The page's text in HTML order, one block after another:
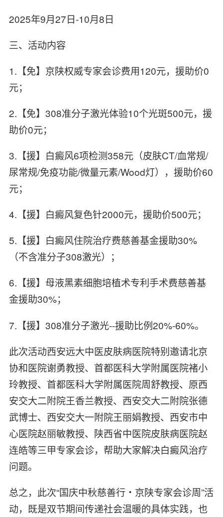
2025年9月27日-10月8日
三、活动内容
1.【免】京陕权威专家会诊费用120元，援助价0
元；
2.【免】308准分子激光体验10个光斑500元，援
助价0元；
3.【援】白癜风6项检测358元（皮肤CT/血常规/
尿常规/免疫功能/微量元素/Wood灯），援助价60
元；
4.【援】白癜风复色针2000元，援助价500元；
5.【援】白癜风住院治疗费慈善基金援助30%
（不含准分子308激光）；
6.【援】母液黑素细胞培植术专利手术费慈善基
金援助30%；
7.【援】308准分子激光--援助比例20%-60%。
此次活动西安远大中医皮肤病医院特别邀请北京
协和医院谢勇教授、首都医科大学附属医院褚小
玲教授、首都医科大学附属医院周舒教授、原西
安交大二附院王香兰教授、西安交大二附院张德
武博士、西安交大一附院王丽娟教授、西安市中
心医院赵丽敏教授、陕西省中医院皮肤病医院赵
连皓等三甲专家会诊，帮助大家解决白癜风治疗
问题。
总之，此次“国庆中秋慈善行・京陕专家会诊周”活
动，既是双节期间传递社会温暖的具体实践，也